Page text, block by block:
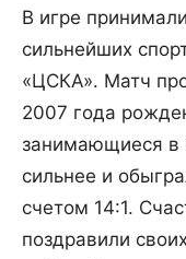
В игре
сильнейших
«ЦСКА». Матч
2007 года
занимающиеся в
сильнее и
счетом 14:1.
поздравили